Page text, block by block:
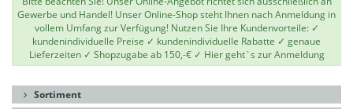
Gewerbe und Handel! Unser Online-Shop steht Ihnen nach Anmeldung in
vollem Umfang zur Verfügung! Nutzen Sie Ihre Kundenvorteile: ✓
kundenindividuelle Preise ✓ kundenindividuelle Rabatte ✓ genaue
Lieferzeiten ✓ Shopzugabe ab 150,-€ ✓ Hier geht`s zur Anmeldung
Sortiment